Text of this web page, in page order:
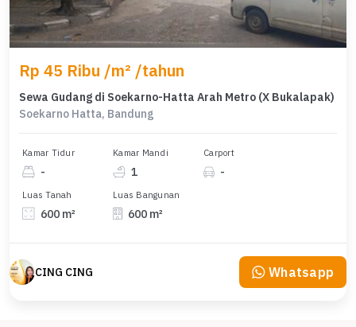
Rp 45 Ribu /m² /tahun
Sewa Gudang di Soekarno-Hatta Arah Metro (X Bukalapak)
Soekarno Hatta, Bandung
Kamar Tidur
-
Kamar Mandi
1
Carport
-
Luas Tanah
600 m²
Luas Bangunan
600 m²
CING CING Whatsapp